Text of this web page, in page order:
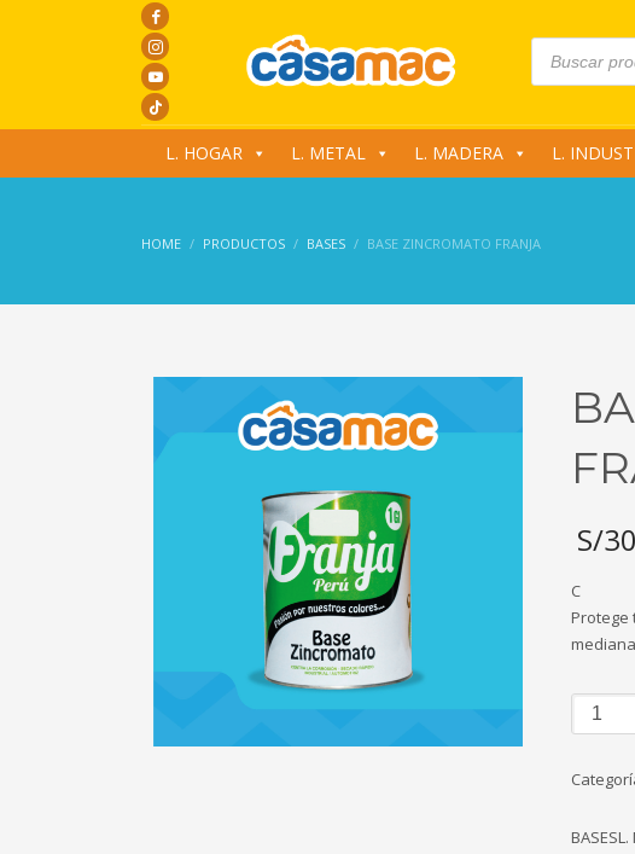
Products
search
L. HOGAR L. METAL L. MADERA L.
HOME PRODUCTOS BASES BASE ZINCROMATO FRANJA
S/
C
Protege
BASE
BASESL.